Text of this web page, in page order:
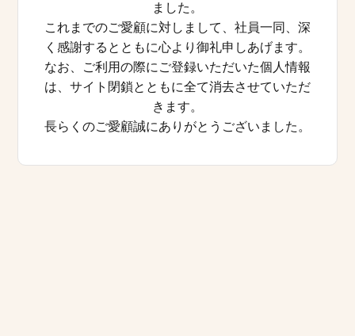
ました。
これまでのご愛顧に対しまして、社員一同、深
く感謝するとともに心より御礼申しあげます。
なお、ご利用の際にご登録いただいた個人情報
は、サイト閉鎖とともに全て消去させていただ
きます。
長らくのご愛顧誠にありがとうございました。